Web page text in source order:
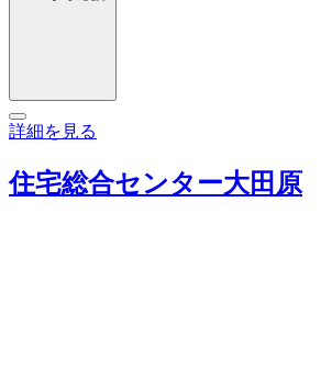
詳細を見る
住宅総合センター大田原